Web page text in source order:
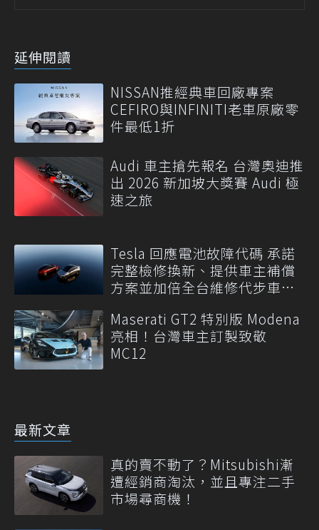
延伸閱讀
NISSAN推經典車回廠專案
CEFIRO與INFINITI老車原廠零
件最低1折
Audi 車主搶先報名 台灣奧迪推
出 2026 新加坡大獎賽 Audi 極
速之旅
Tesla 回應電池故障代碼 承諾
完整檢修換新、提供車主補償
方案並加倍全台維修代步車數
Maserati GT2 特別版 Modena
亮相！台灣車主訂製致敬
MC12
最新文章
真的賣不動了？Mitsubishi漸
遭經銷商淘汰，並且專注二手
市場尋商機！